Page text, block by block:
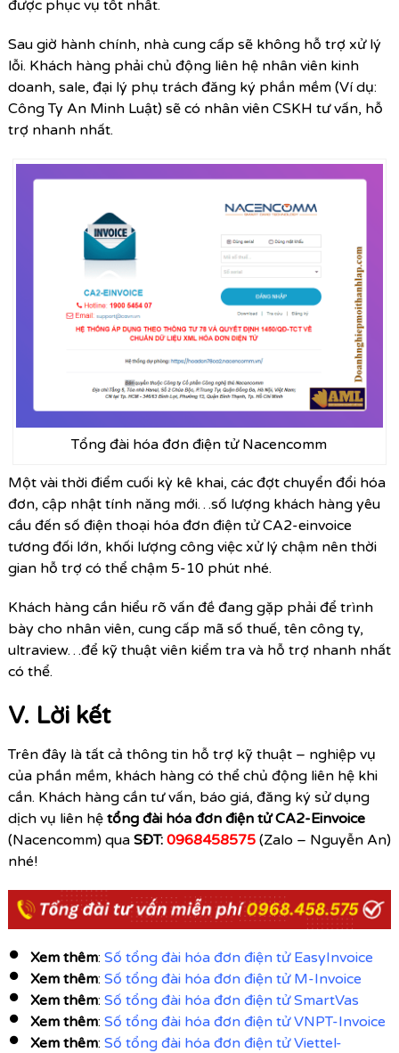
được phục vụ tốt nhất.
Sau giờ hành chính, nhà cung cấp sẽ không hỗ trợ xử lý
lỗi. Khách hàng phải chủ động liên hệ nhân viên kinh
doanh, sale, đại lý phụ trách đăng ký phần mềm (Ví dụ:
Công Ty An Minh Luật) sẽ có nhân viên CSKH tư vấn, hỗ
trợ nhanh nhất.
Tổng đài hóa đơn điện tử Nacencomm
Một vài thời điểm cuối kỳ kê khai, các đợt chuyển đổi hóa
đơn, cập nhật tính năng mới…số lượng khách hàng yêu
cầu đến số điện thoại hóa đơn điện tử CA2-einvoice
tương đối lớn, khối lượng công việc xử lý chậm nên thời
gian hỗ trợ có thể chậm 5-10 phút nhé.
Khách hàng cần hiểu rõ vấn đề đang gặp phải để trình
bày cho nhân viên, cung cấp mã số thuế, tên công ty,
ultraview…để kỹ thuật viên kiểm tra và hỗ trợ nhanh nhất
có thể.
V. Lời kết
Trên đây là tất cả thông tin hỗ trợ kỹ thuật – nghiệp vụ
của phần mềm, khách hàng có thể chủ động liên hệ khi
cần. Khách hàng cần tư vấn, báo giá, đăng ký sử dụng
dịch vụ liên hệ tổng đài hóa đơn điện tử CA2-Einvoice
(Nacencomm) qua SĐT: 0968458575(Zalo – Nguyễn An)
nhé!
Xem thêm: Số tổng đài hóa đơn điện tử EasyInvoice
Xem thêm: Số tổng đài hóa đơn điện tử M-Invoice
Xem thêm: Số tổng đài hóa đơn điện tử SmartVas
Xem thêm: Số tổng đài hóa đơn điện tử VNPT-Invoice
Xem thêm: Số tổng đài hóa đơn điện tử Viettel-